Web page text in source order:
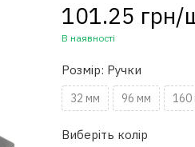
101.25 грн/
В наявності
Розмір: Ручки
32 мм 96 мм 160
Виберіть колір